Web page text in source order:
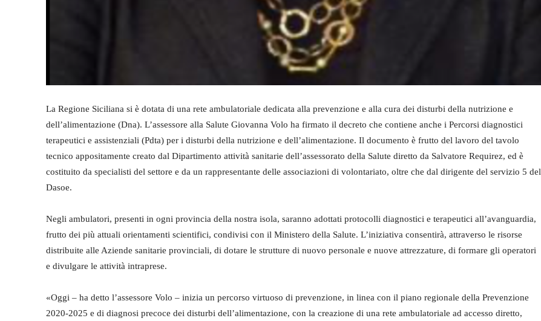
La Regione Siciliana si è dotata di una rete ambulatoriale dedicata alla prevenzione e alla cura dei disturbi della nutrizione e
dell’alimentazione (Dna). L’assessore alla Salute Giovanna Volo ha firmato il decreto che contiene anche i Percorsi diagnostici
terapeutici e assistenziali (Pdta) per i disturbi della nutrizione e dell’alimentazione. Il documento è frutto del lavoro del tavolo
tecnico appositamente creato dal Dipartimento attività sanitarie dell’assessorato della Salute diretto da Salvatore Requirez, ed è
costituito da specialisti del settore e da un rappresentante delle associazioni di volontariato, oltre che dal dirigente del servizio 5 del
Dasoe.
Negli ambulatori, presenti in ogni provincia della nostra isola, saranno adottati protocolli diagnostici e terapeutici all’avanguardia,
frutto dei più attuali orientamenti scientifici, condivisi con il Ministero della Salute. L’iniziativa consentirà, attraverso le risorse
distribuite alle Aziende sanitarie provinciali, di dotare le strutture di nuovo personale e nuove attrezzature, di formare gli operatori
e divulgare le attività intraprese.
«Oggi – ha detto l’assessore Volo – inizia un percorso virtuoso di prevenzione, in linea con il piano regionale della Prevenzione
2020-2025 e di diagnosi precoce dei disturbi dell’alimentazione, con la creazione di una rete ambulatoriale ad accesso diretto,